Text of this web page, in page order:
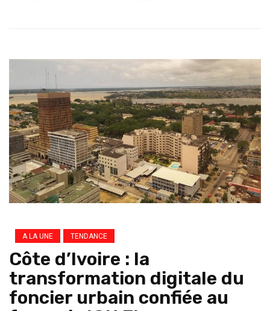
A LA UNE TENDANCE
Côte d’Ivoire : la
transformation digitale du
foncier urbain confiée au